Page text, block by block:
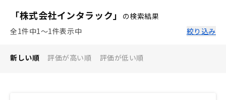
「株式会社インタラック」
の検索結果
全1件中1〜1件表示中
絞り込み
新しい順 評価が高い順 評価が低い順